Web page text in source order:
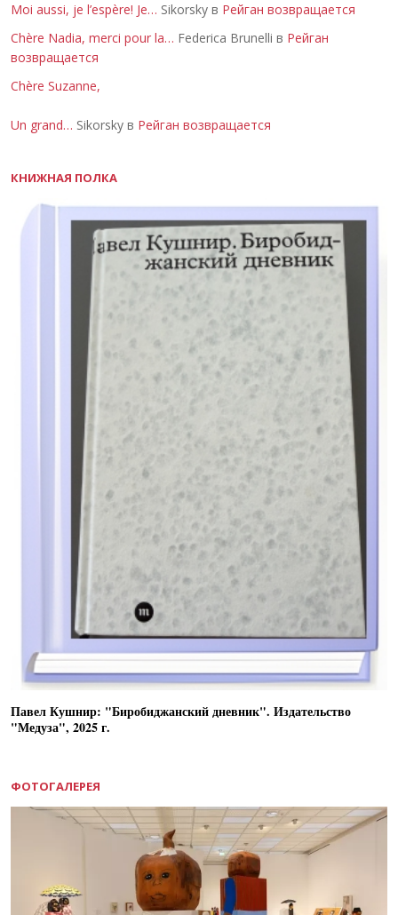
Moi aussi, je l’espère! Je… Sikorsky в Рейган возвращается
Chère Nadia, merci pour la… Federica Brunelli в Рейган
возвращается
Chère Suzanne,
Un grand… Sikorsky в Рейган возвращается
КНИЖНАЯ ПОЛКА
Павел Кушнир: "Биробиджанский дневник". Издательство
"Медуза", 2025 г.
ФОТОГАЛЕРЕЯ